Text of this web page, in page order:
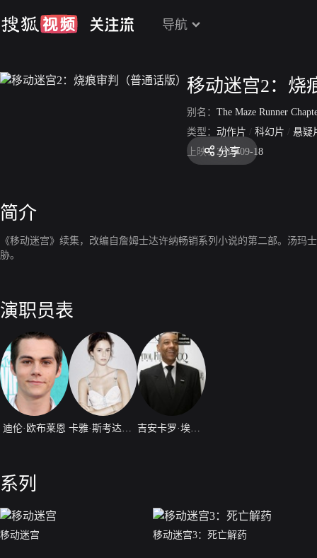
导航
移动迷宫2：烧
别名： The Maze Runner Chapter II: The
类型： 动作片 / 科幻片 / 悬疑
上映： 2015-09-18
分享
简介
《移动迷宫》续集，改编自詹姆士达许纳畅销系列小说的第二部。汤
胁。
演职员表
迪伦·欧布莱恩
系列
移动迷宫 移动迷宫3：死亡解药